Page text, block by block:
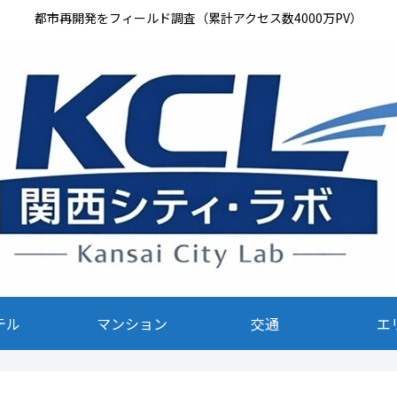
都市再開発をフィールド調査（累計アクセス数4000万PV）
ル マンション 交通 エ